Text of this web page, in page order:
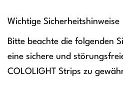
Wichtige Sicherheitshinweise
Bitte beachte die folgenden
eine sichere und
COLOLIGHT Strips zu